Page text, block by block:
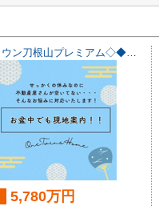
マイタウン刀根山プレミアム◇◆全2区画◇◆モデルハウス◇◆
5,780万円